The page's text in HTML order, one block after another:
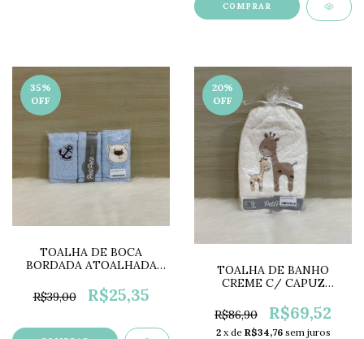
COMPRAR
35%
OFF
TOALHA DE BOCA
BORDADA ATOALHADA
R$39,00
R$25,35
20%
OFF
TOALHA DE BANHO
CREME C/ CAPUZ
PP0653G
R$86,90 R$69,52
2 x de R$34,76 sem juros